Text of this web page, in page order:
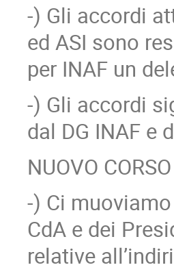
-) Gli accordi
ed ASI sono
per INAF un
-) Gli accordi
dal DG INAF e
NUOVO CORSO
-) Ci
CdA e dei
relative